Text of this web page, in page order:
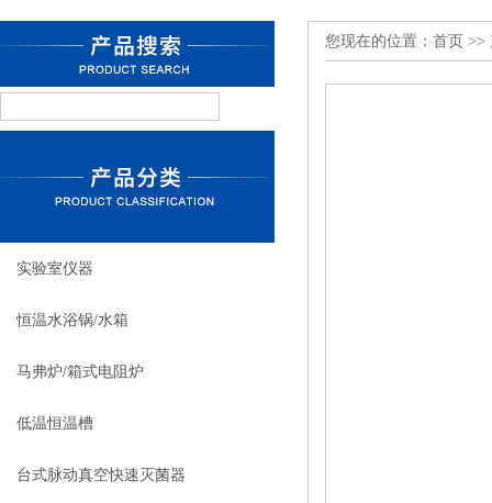
实验室仪器
恒温水浴锅/水箱
马弗炉/箱式电阻炉
低温恒温槽
台式脉动真空快速灭菌器
您现在的位置： 首页 >>